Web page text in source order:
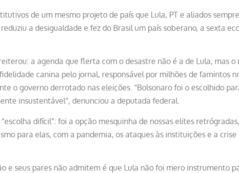
de um mesmo projeto de país que Lula, PT e aliados
a desigualdade e fez do Brasil um país soberano, a sexta
a agenda que flerta com o desastre não é a de Lula, mas
canina pelo jornal, responsável por milhões de famintos
o governo derrotado nas eleições. “Bolsonaro foi o escolhido
insustentável”, denunciou a deputada federal.
difícil”: foi a opção mesquinha de nossas elites
para elas, com a pandemia, os ataques às instituições e a crise
e seus pares não admitem é que Lula não foi mero instrumento